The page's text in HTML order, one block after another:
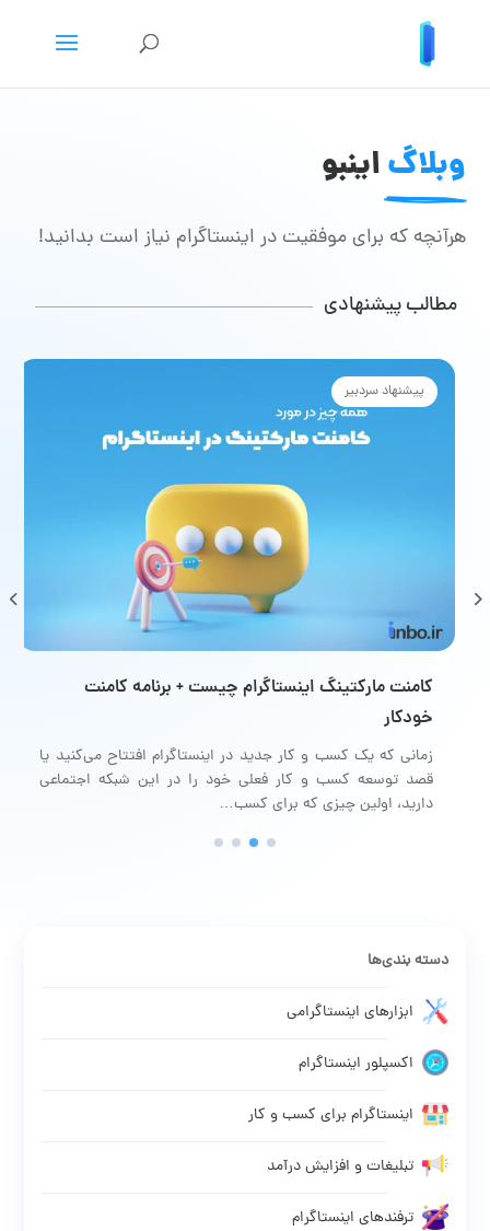
وبلاگ
هرآنچه که برای موفقیت در اینستاگرام نیاز است بدانید!
مطالب پیشنهادی
کامنت مارکتینگ اینستاگرام چیست + برنامه
زمانی که یک کسب و کار جدید در اینستاگرام
قصد توسعه کسب و کار فعلی خود را در این
دارید، اولین چیزی که برای کسب…
از
اجتماعی
دسته بندی‌ها
ابزارهای اینستاگرامی
اکسپلور اینستاگرام
اینستاگرام برای کسب و کار
تبلیغات و افزایش درآمد
ترفندهای اینستاگرام